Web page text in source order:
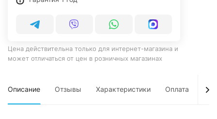
Цена действительна только для интернет-магазина и
может отличаться от цен в розничных магазинах
Описание Отзывы Характеристики Оплата